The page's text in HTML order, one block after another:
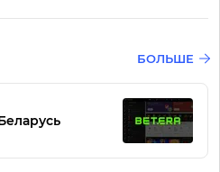
БОЛЬШЕ